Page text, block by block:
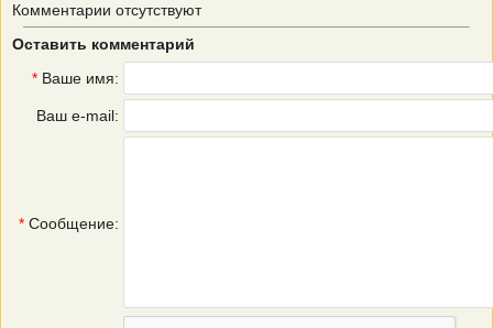
Комментарии отсутствуют
Оставить комментарий
* Ваше имя:
Ваш e-mail:
* Сообщение: